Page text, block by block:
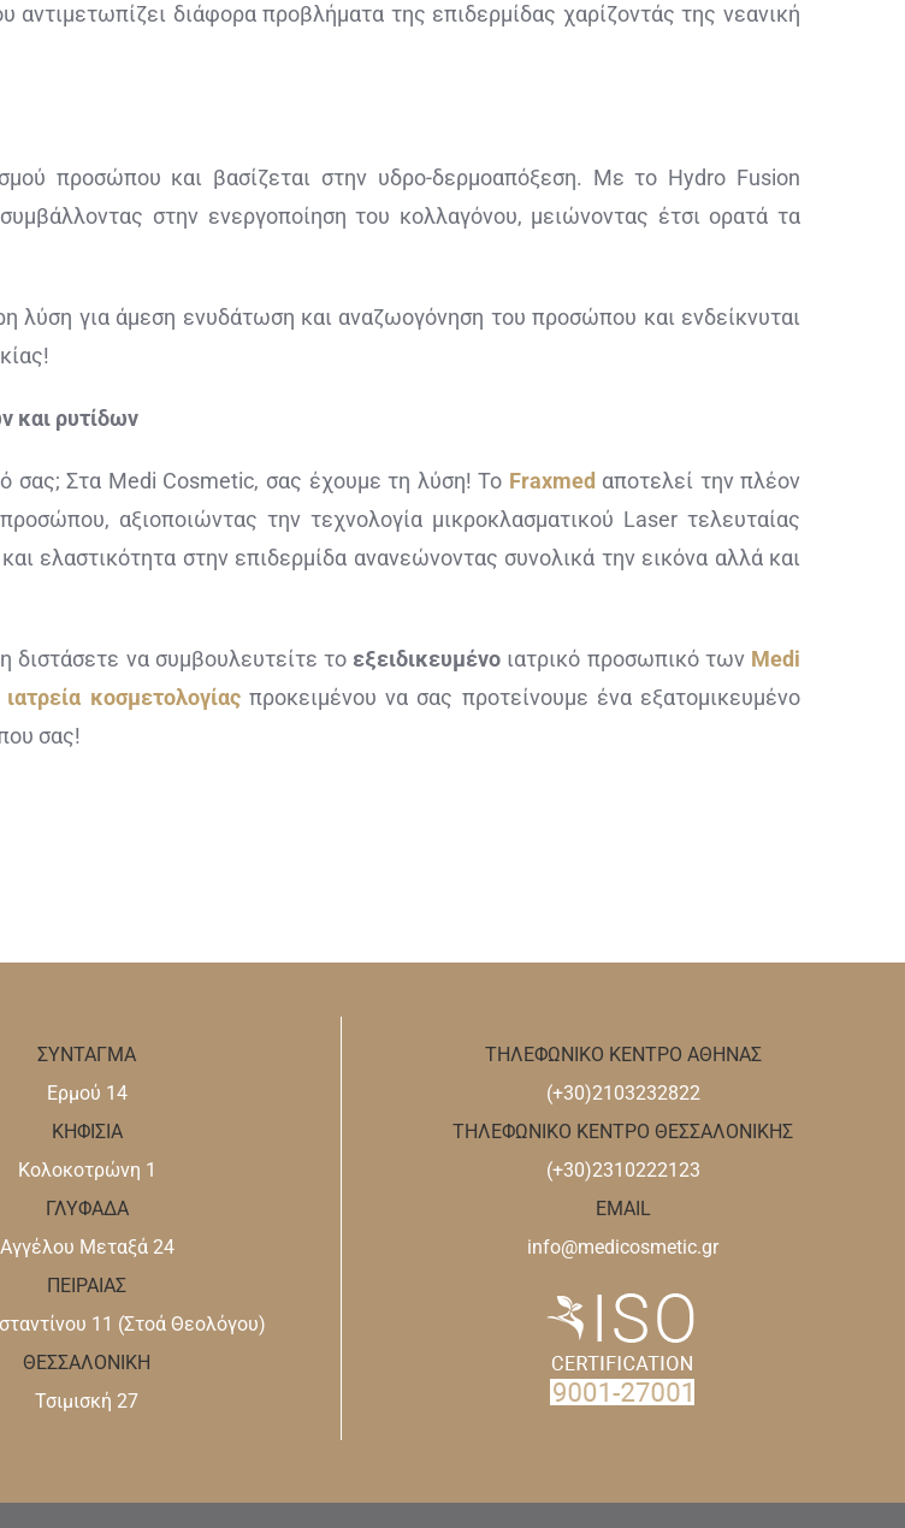
διάφορα προβλήματα της επιδερμίδας χαρίζοντάς της νεανική
προσώπου και βασίζεται στην υδρο-δερμοαπόξεση. Με το Hydro Fusion
στην ενεργοποίηση του κολλαγόνου, μειώνοντας έτσι ορατά τα
λύση για άμεση ενυδάτωση και αναζωογόνηση του προσώπου και ενδείκνυται
και ρυτίδων
σας; Στα Medi Cosmetic, σας έχουμε τη λύση! Το Fraxmed αποτελεί την πλέον
αξιοποιώντας την τεχνολογία μικροκλασματικού Laser τελευταίας
ελαστικότητα στην επιδερμίδα ανανεώνοντας συνολικά την εικόνα αλλά και
διστάσετε να συμβουλευτείτε το εξειδικευμένο ιατρικό προσωπικό των Medi
ιατρεία κοσμετολογίαςπροκειμένου να σας προτείνουμε ένα εξατομικευμένο
σας!
ΣΥΝΤΑΓΜΑ
Ερμού 14
ΚΗΦΙΣΙΑ
Κολοκοτρώνη 1
ΓΛΥΦΑΔΑ
Αγγέλου Μεταξά 24
ΠΕΙΡΑΙΑΣ
11 (Στοά Θεολόγου)
ΘΕΣΣΑΛΟΝΙΚΗ
Τσιμισκή 27
ΤΗΛΕΦΩΝΙΚΟ ΚΕΝΤΡΟ ΑΘΗΝΑΣ
(+30)2103232822
ΤΗΛΕΦΩΝΙΚΟ ΚΕΝΤΡΟ ΘΕΣΣΑΛΟΝΙΚΗΣ
(+30)2310222123
EMAIL
info@medicosmetic.gr